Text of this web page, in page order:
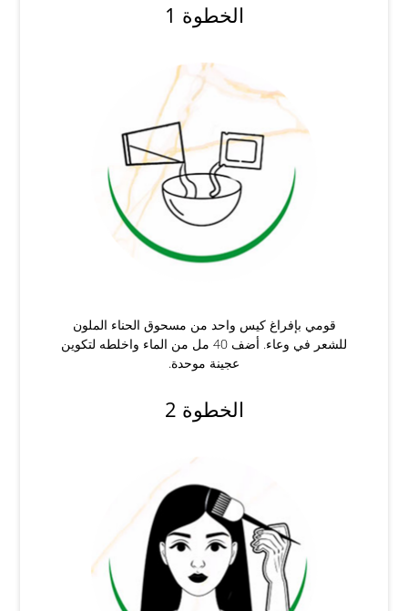
الخطوة 1
قومي بإفراغ كيس واحد من مسحوق الحناء الملون
للشعر في وعاء. أضف 40 مل من الماء واخلطه لتكوين
عجينة موحدة.
الخطوة 2